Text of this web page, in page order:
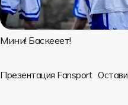
Мини! Баскееет!
Презентация Fansport